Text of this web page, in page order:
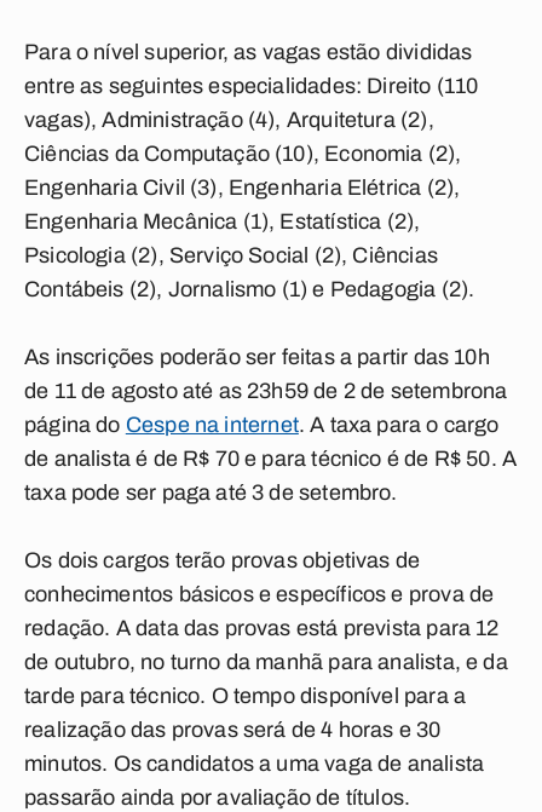
Para o nível superior, as vagas estão divididas
entre as seguintes especialidades: Direito (110
vagas), Administração (4), Arquitetura (2),
Ciências da Computação (10), Economia (2),
Engenharia Civil (3), Engenharia Elétrica (2),
Engenharia Mecânica (1), Estatística (2),
Psicologia (2), Serviço Social (2), Ciências
Contábeis (2), Jornalismo (1) e Pedagogia (2).
As inscrições poderão ser feitas a partir das 10h
de 11 de agosto até as 23h59 de 2 de setembrona
página do Cespe na internet. A taxa para o cargo
de analista é de R$ 70 e para técnico é de R$ 50. A
taxa pode ser paga até 3 de setembro.
Os dois cargos terão provas objetivas de
conhecimentos básicos e específicos e prova de
redação. A data das provas está prevista para 12
de outubro, no turno da manhã para analista, e da
tarde para técnico. O tempo disponível para a
realização das provas será de 4 horas e 30
minutos. Os candidatos a uma vaga de analista
passarão ainda por avaliação de títulos.